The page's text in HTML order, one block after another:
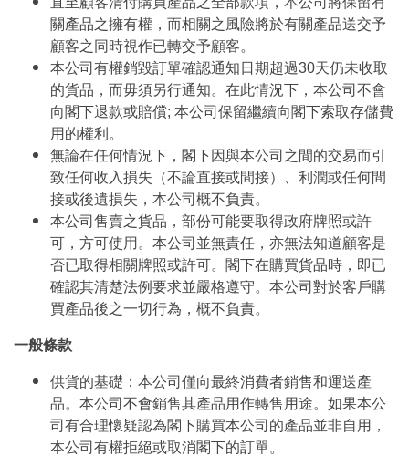
關產品之擁有權，而相關之風險將於有關產品送交予
顧客之同時視作已轉交予顧客。
本公司有權銷毀訂單確認通知日期超過30天仍未收取
的貨品，而毋須另行通知。在此情況下，本公司不會
向閣下退款或賠償; 本公司保留繼續向閣下索取存儲費
用的權利。
無論在任何情況下，閣下因與本公司之間的交易而引
致任何收入損失（不論直接或間接）、利潤或任何間
接或後遺損失，本公司概不負責。
本公司售賣之貨品，部份可能要取得政府牌照或許
可，方可使用。本公司並無責任，亦無法知道顧客是
否已取得相關牌照或許可。閣下在購買貨品時，即已
確認其清楚法例要求並嚴格遵守。本公司對於客戶購
買產品後之一切行為，概不負責。
一般條款
供貨的基礎：本公司僅向最終消費者銷售和運送產
品。本公司不會銷售其產品用作轉售用途。如果本公
司有合理懷疑認為閣下購買本公司的產品並非自用，
本公司有權拒絕或取消閣下的訂單。